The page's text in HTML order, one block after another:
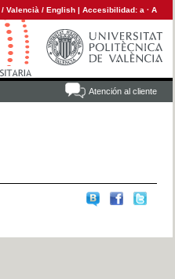
/ Valencià / English | Accesibilidad: a · A
Atención al cliente